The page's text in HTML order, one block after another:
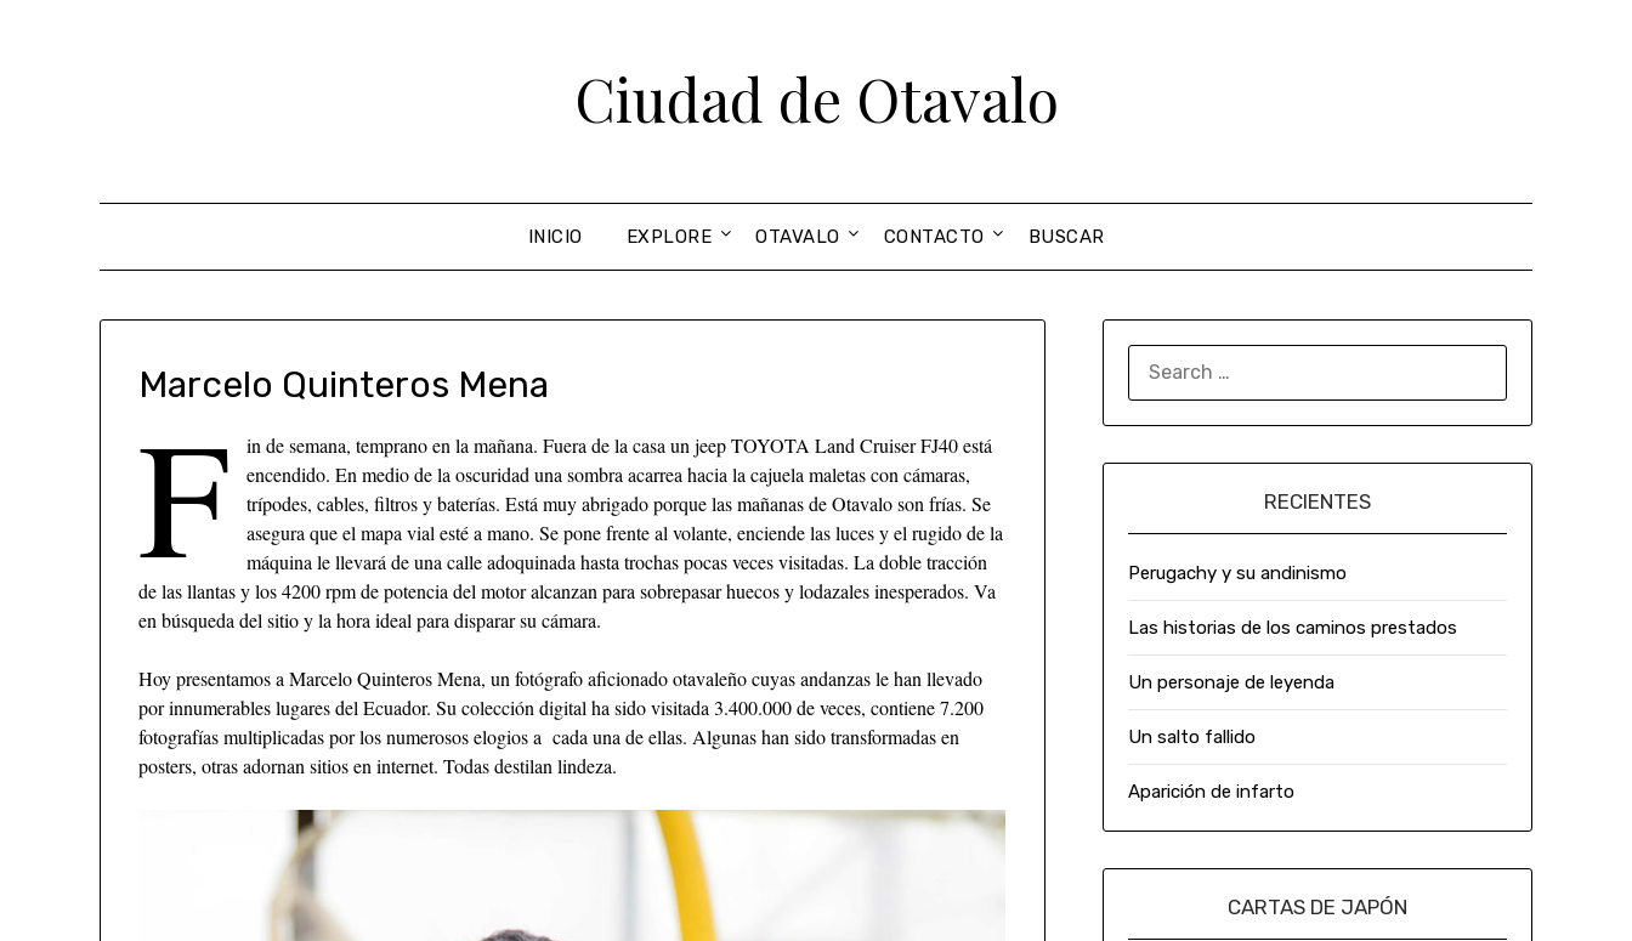
Ciudad de Otavalo
INICIO EXPLORE OTAVALO CONTACTO BUSCAR
Marcelo Quinteros Mena
F
in de semana, temprano en la mañana. Fuera de la casa un jeep TOYOTA Land Cruiser FJ40 está
encendido. En medio de la oscuridad una sombra acarrea hacia la cajuela maletas con cámaras,
trípodes, cables, filtros y baterías. Está muy abrigado porque las mañanas de Otavalo son frías. Se
asegura que el mapa vial esté a mano. Se pone frente al volante, enciende las luces y el rugido de la
máquina le llevará de una calle adoquinada hasta trochas pocas veces visitadas. La doble tracción
de las llantas y los 4200 rpm de potencia del motor alcanzan para sobrepasar huecos y lodazales inesperados. Va
en búsqueda del sitio y la hora ideal para disparar su cámara.
Hoy presentamos a Marcelo Quinteros Mena, un fotógrafo aficionado otavaleño cuyas andanzas le han llevado
por innumerables lugares del Ecuador. Su colección digital ha sido visitada 3.400.000 de veces, contiene 7.200
fotografías multiplicadas por los numerosos elogios a cada una de ellas. Algunas han sido transformadas en
posters, otras adornan sitios en internet. Todas destilan lindeza.
RECIENTES
Perugachy y su andinismo
Las historias de los caminos prestados
Un personaje de leyenda
Un salto fallido
Aparición de infarto
CARTAS DE JAPÓN